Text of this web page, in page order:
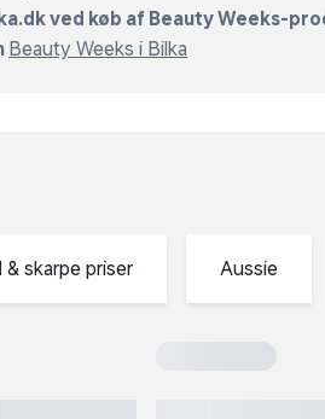
ved køb af Beauty Weeks-
Beauty Weeks i Bilka
skarpe
Aussie